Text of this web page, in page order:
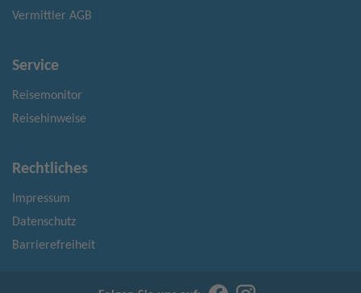
Vermittler AGB
Service
Reisemonitor
Reisehinweise
Rechtliches
Impressum
Datenschutz
Barrierefreiheit